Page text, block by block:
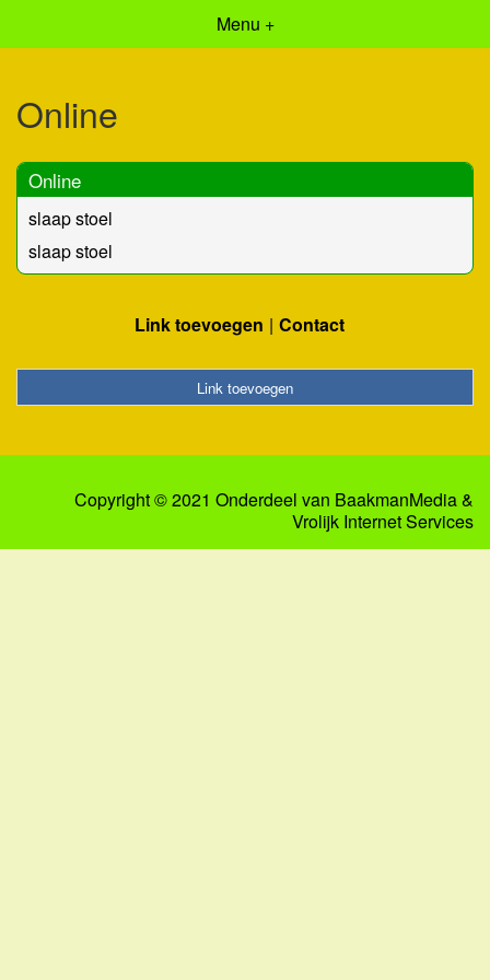
Menu +
Online
Online
slaap stoel
slaap stoel
Link toevoegen Contact
Link toevoegen
Copyright © 2021 Onderdeel van BaakmanMedia&
Vrolijk Internet Services